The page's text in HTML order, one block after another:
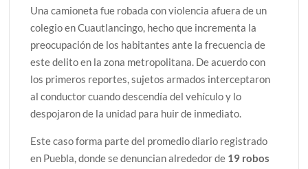
Una camioneta fue robada con violencia afuera de un
colegio en Cuautlancingo, hecho que incrementa la
preocupación de los habitantes ante la frecuencia de
este delito en la zona metropolitana. De acuerdo con
los primeros reportes, sujetos armados interceptaron
al conductor cuando descendía del vehículo y lo
despojaron de la unidad para huir de inmediato.
Este caso forma parte del promedio diario registrado
en Puebla, donde se denuncian alrededor de 19 robos